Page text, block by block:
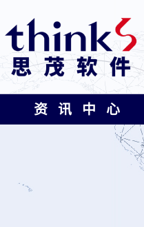
资 讯 中 心